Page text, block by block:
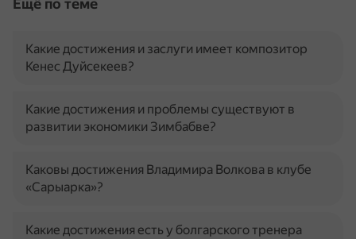
Ещё по теме
Какие достижения и заслуги имеет композитор
Кенес Дуйсекеев?
Какие достижения и проблемы существуют в
развитии экономики Зимбабве?
Каковы достижения Владимира Волкова в клубе
«Сарыарка»?
Какие достижения есть у болгарского тренера